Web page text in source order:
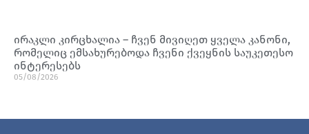
ირაკლი კირცხალია – ჩვენ მივიღეთ ყველა კანონი,
რომელიც ემსახურებოდა ჩვენი ქვეყნის საუკეთესო
ინტერესებს
05/08/2026